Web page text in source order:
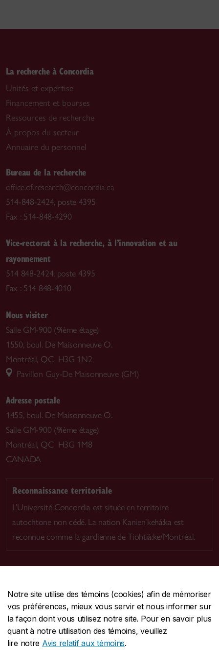
Notre site utilise des témoins (cookies) afin de mémoriser
vos préférences, mieux vous servir et nous informer sur
la façon dont vous utilisez notre site. Pour en savoir plus
quant à notre utilisation des témoins, veuillez
lire notre Avis relatif aux témoins.
La recherche à Concordia
Unités et expertise
Financement et bourses
Ressources de recherche
À propos du secteur
Annuaire du personnel
Bureau de la recherche
office.of.research@concordia.ca
514-848-2424, poste 4395
Fax : 514-848-4290
Vice-rectorat à la recherche, à l’innovation et au
rayonnement
514 848-2424, poste 4395
Fax : 514 848-4010
Nous visiter
Salle GM-900 (9ième étage)
1550, boul. De Maisonneuve O.
Montréal, QC H3G 1N2
Pavillon Guy-De Maisonneuve (GM)
Adresse postale
1455, boul. De Maisonneuve O.
Salle GM-900 (9ième étage)
Montréal, QC H3G 1M8
CANADA
Reconnaissance territoriale
L’Université Concordia est située en territoire
autochtone non cédé. La nation Kanien’kehá:ka est
reconnue comme la gardienne de Tiohtià:ke/Montréal.
CENTRALE514-848-2424
URGENCE514-848-3717
Protection et prévention | Accessibilité | Confidentialité